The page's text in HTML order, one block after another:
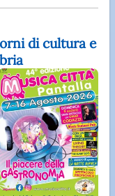
di cultura e